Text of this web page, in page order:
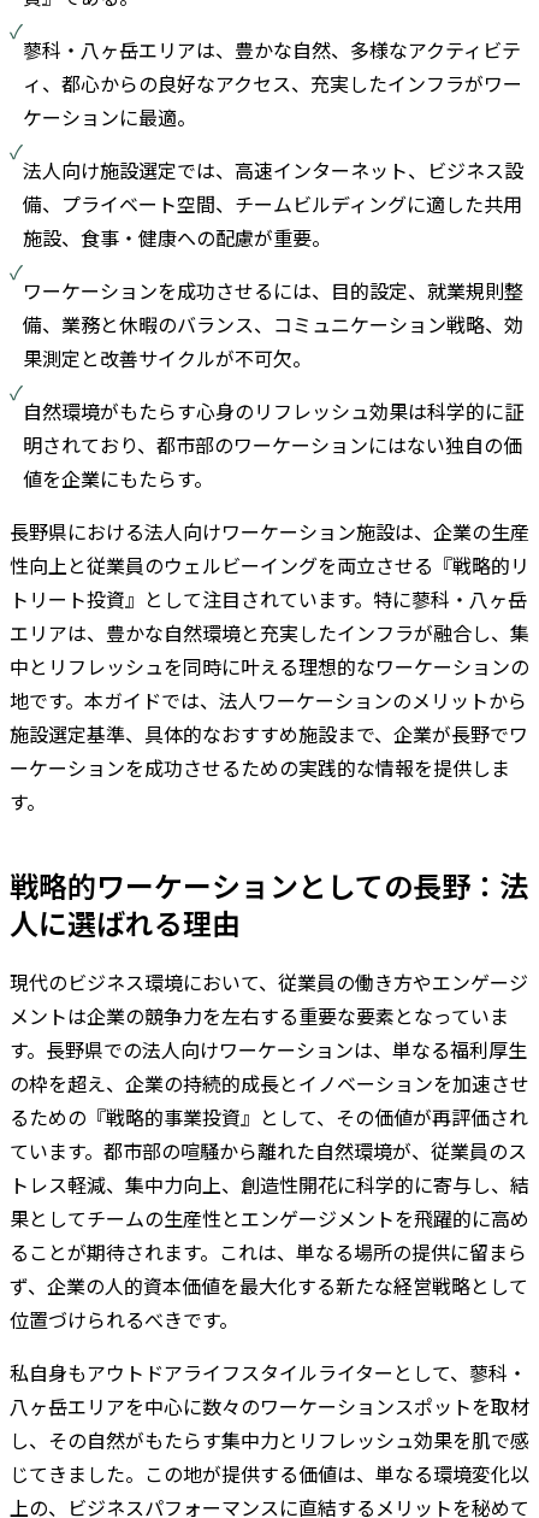
蓼科・八ヶ岳エリアは、豊かな自然、多様なアクティビテ
ィ、都心からの良好なアクセス、充実したインフラがワー
ケーションに最適。
法人向け施設選定では、高速インターネット、ビジネス設
備、プライベート空間、チームビルディングに適した共用
施設、食事・健康への配慮が重要。
ワーケーションを成功させるには、目的設定、就業規則整
備、業務と休暇のバランス、コミュニケーション戦略、効
果測定と改善サイクルが不可欠。
自然環境がもたらす心身のリフレッシュ効果は科学的に証
明されており、都市部のワーケーションにはない独自の価
値を企業にもたらす。
長野県における法人向けワーケーション施設は、企業の生産
性向上と従業員のウェルビーイングを両立させる『戦略的リ
トリート投資』として注目されています。特に蓼科・八ヶ岳
エリアは、豊かな自然環境と充実したインフラが融合し、集
中とリフレッシュを同時に叶える理想的なワーケーションの
地です。本ガイドでは、法人ワーケーションのメリットから
施設選定基準、具体的なおすすめ施設まで、企業が長野でワ
ーケーションを成功させるための実践的な情報を提供しま
す。
戦略的ワーケーションとしての長野：法
人に選ばれる理由
現代のビジネス環境において、従業員の働き方やエンゲージ
メントは企業の競争力を左右する重要な要素となっていま
す。長野県での法人向けワーケーションは、単なる福利厚生
の枠を超え、企業の持続的成長とイノベーションを加速させ
るための『戦略的事業投資』として、その価値が再評価され
ています。都市部の喧騒から離れた自然環境が、従業員のス
トレス軽減、集中力向上、創造性開花に科学的に寄与し、結
果としてチームの生産性とエンゲージメントを飛躍的に高め
ることが期待されます。これは、単なる場所の提供に留まら
ず、企業の人的資本価値を最大化する新たな経営戦略として
位置づけられるべきです。
私自身もアウトドアライフスタイルライターとして、蓼科・
八ヶ岳エリアを中心に数々のワーケーションスポットを取材
し、その自然がもたらす集中力とリフレッシュ効果を肌で感
じてきました。この地が提供する価値は、単なる環境変化以
上の、ビジネスパフォーマンスに直結するメリットを秘めて